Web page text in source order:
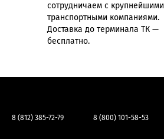
сотрудничаем с крупнейшими
транспортными компаниями.
Доставка до терминала ТК —
бесплатно.
8 (812) 385-72-79 8 (800) 101-58-53